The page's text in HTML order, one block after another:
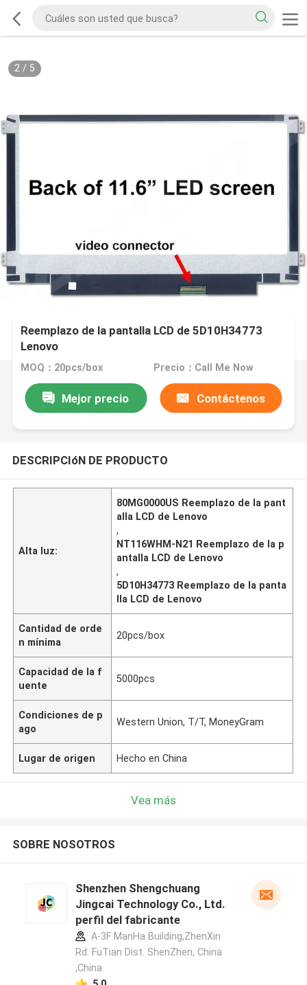
2/ 5
Reemplazo de la pantalla LCD de 5D10H34773
Lenovo
MOQ：20pcs/box Precio：Call Me Now
Mejor precio Contáctenos
DESCRIPCIóN DE PRODUCTO
Alta luz:
80MG0000US Reemplazo de la pant
alla LCD de Lenovo
,
NT116WHM-N21 Reemplazo de la p
antalla LCD de Lenovo
,
5D10H34773 Reemplazo de la panta
lla LCD de Lenovo
Cantidad de orde
n mínima
20pcs/box
Capacidad de la f
uente
5000pcs
Condiciones de p
ago
Western Union, T/T, MoneyGram
Lugar de origen Hecho en China
Vea más
SOBRE NOSOTROS
Shenzhen Shengchuang
Jingcai Technology Co., Ltd.
perfil del fabricante
A-3F ManHa Building,ZhenXin
Rd. FuTian Dist. ShenZhen, China
,China